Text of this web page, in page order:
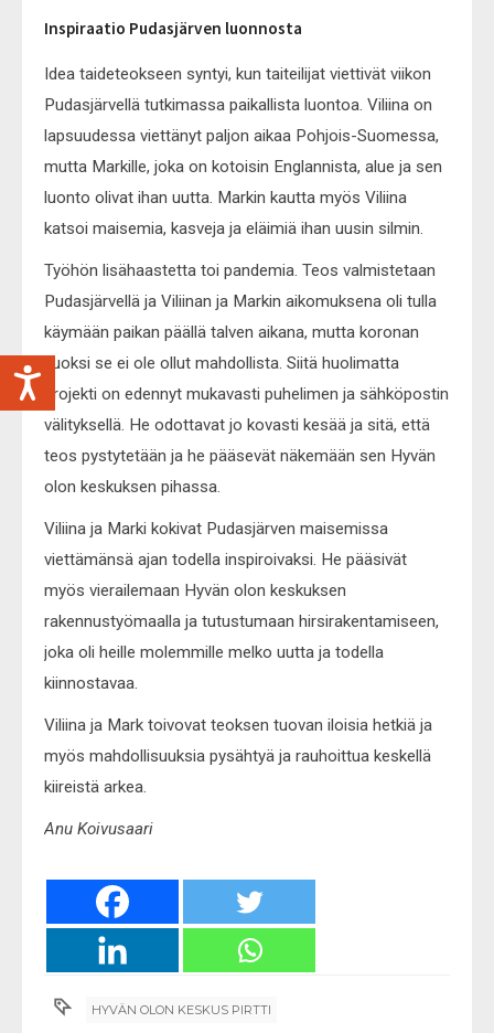
Inspiraatio Pudasjärven luonnosta
Idea taideteokseen syntyi, kun taiteilijat viettivät viikon
Pudasjärvellä tutkimassa paikallista luontoa. Viliina on
lapsuudessa viettänyt paljon aikaa Pohjois-Suomessa,
mutta Markille, joka on kotoisin Englannista, alue ja sen
luonto olivat ihan uutta. Markin kautta myös Viliina
katsoi maisemia, kasveja ja eläimiä ihan uusin silmin.
Työhön lisähaastetta toi pandemia. Teos valmistetaan
Pudasjärvellä ja Viliinan ja Markin aikomuksena oli tulla
käymään paikan päällä talven aikana, mutta koronan
vuoksi se ei ole ollut mahdollista. Siitä huolimatta
projekti on edennyt mukavasti puhelimen ja sähköpostin
välityksellä. He odottavat jo kovasti kesää ja sitä, että
teos pystytetään ja he pääsevät näkemään sen Hyvän
olon keskuksen pihassa.
Viliina ja Marki kokivat Pudasjärven maisemissa
viettämänsä ajan todella inspiroivaksi. He pääsivät
myös vierailemaan Hyvän olon keskuksen
rakennustyömaalla ja tutustumaan hirsirakentamiseen,
joka oli heille molemmille melko uutta ja todella
kiinnostavaa.
Viliina ja Mark toivovat teoksen tuovan iloisia hetkiä ja
myös mahdollisuuksia pysähtyä ja rauhoittua keskellä
kiireistä arkea.
Anu Koivusaari
HYVÄN OLON KESKUS PIRTTI